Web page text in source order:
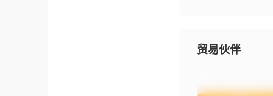
贸易伙伴